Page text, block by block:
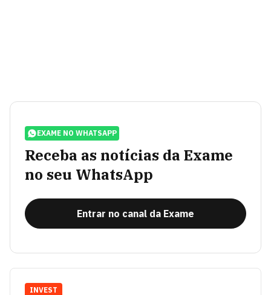
EXAME NO WHATSAPP
Receba as notícias da Exame
no seu WhatsApp
Entrar no canal da Exame
INVEST